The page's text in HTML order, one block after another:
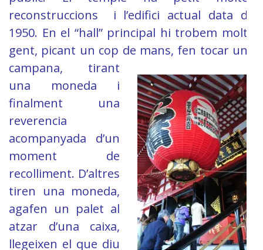
reconstruccions i l’edifici actual data de
1950. En el “hall” principal hi trobem molta
gent, picant un cop de mans, fen tocar una
campana, tirant
una moneda i
finalment una
reverencia
acompanyada d’un
moment de
recolliment. D’altres
tiren una moneda,
agafen un palet al
atzar d’una caixa,
llegeixen el que diu